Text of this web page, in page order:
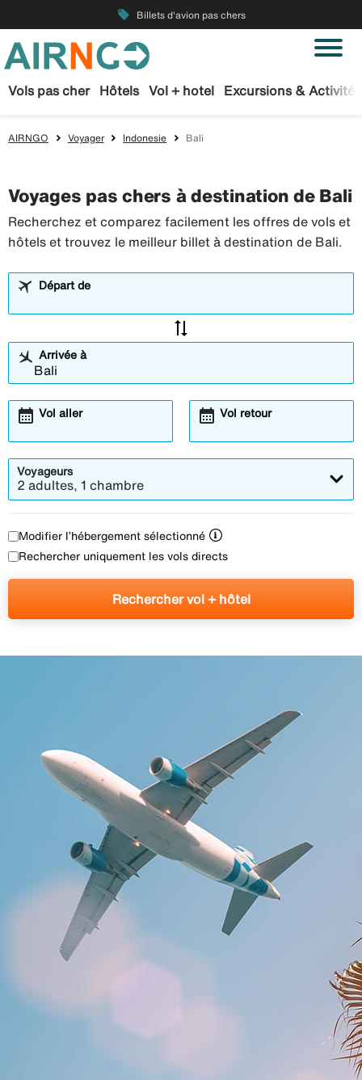
local_offer Billets d'avion pas chers
Vols pas cher Hôtels Vol + hotel Excursions & Activités
AIRNGO Voyager Indonesie Bali
Voyages pas chers à destination de Bali
Recherchez et comparez facilement les offres de vols et
hôtels et trouvez le meilleur billet à destination de Bali.
Départ de
sync_alt
Arrivée à
Vol aller
calendar_month Vol retour
calendar_month
Voyageurs
2 adultes, 1 chambre
Modifier l’hébergement sélectionné
Rechercher uniquement les vols directs
Rechercher vol + hôtel